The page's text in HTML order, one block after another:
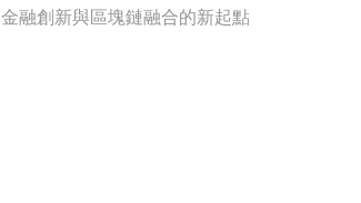
金融創新與區塊鏈融合的新起點